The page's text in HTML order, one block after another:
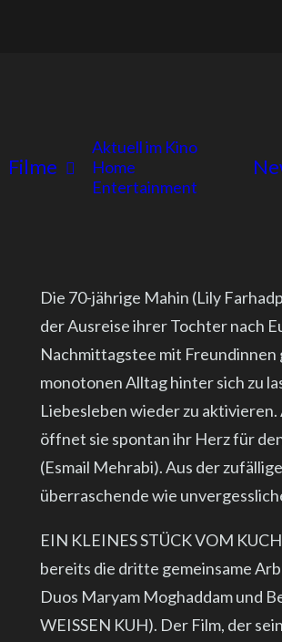
Filme
Aktuell im Kino
Home
Entertainment
Die 70-jährige Mahin (Lily
der Ausreise ihrer Tochter nach
Nachmittagstee mit Freundinnen
monotonen Alltag hinter sich zu
Liebesleben wieder zu
öffnet sie spontan ihr Herz für
(Esmail Mehrabi). Aus der
überraschende wie
EIN KLEINES STÜCK VOM
bereits die dritte gemeinsame
Duos Maryam Moghaddam und
WEISSEN KUH). Der Film, der